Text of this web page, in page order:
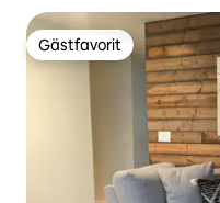
Gästfavorit
Gästfavorit